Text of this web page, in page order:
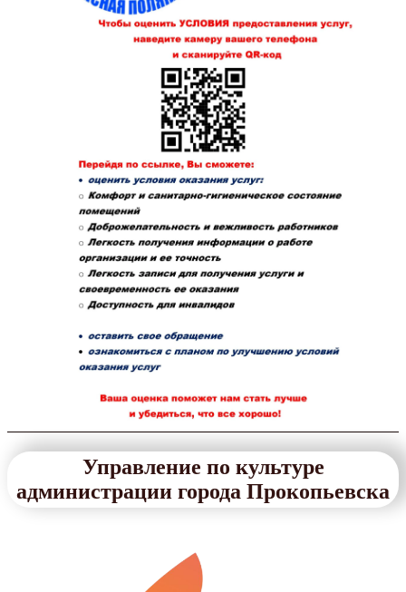
Управление по культуре
администрации города Прокопьевска